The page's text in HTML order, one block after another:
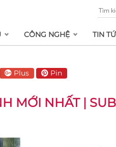
CÔNG NGHỆ TIN
Plus Pin
MỚI NHẤT |